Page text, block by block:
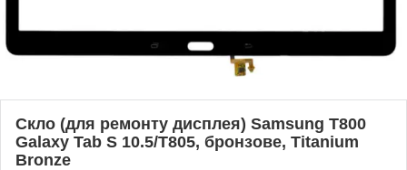
Скло (для ремонту дисплея) Samsung T800
Galaxy Tab S 10.5/T805, бронзове, Titanium
Bronze